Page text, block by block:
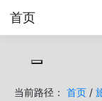
首页
当前路径： 首页 /